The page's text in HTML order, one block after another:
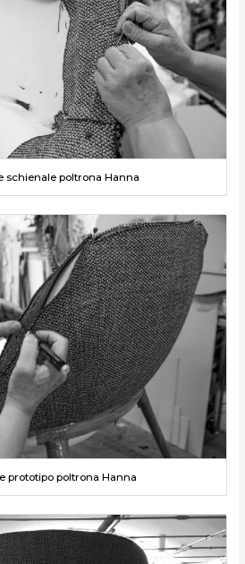
schienale poltrona Hanna
prototipo poltrona Hanna